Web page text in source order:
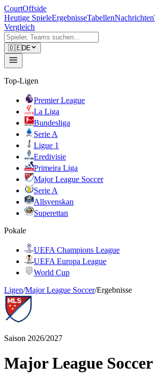
CourtOffside
Heutige SpieleErgebnisseTabellenNachrichten
Vergleich
🇩🇪DE
Top-Ligen
Premier League
La Liga
Bundesliga
Serie A
Ligue 1
Eredivisie
Primeira Liga
Major League Soccer
Serie A
Allsvenskan
Superettan
Pokale
UEFA Champions League
UEFA Europa League
World Cup
Ligen/Major League Soccer/Ergebnisse
Saison 2026/2027
Major League Soccer